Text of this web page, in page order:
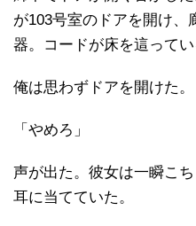
が103号室のドアを開け、
器。コードが床を這ってい
俺は思わずドアを開けた。
「やめろ」
声が出た。彼女は一瞬こ
耳に当てていた。